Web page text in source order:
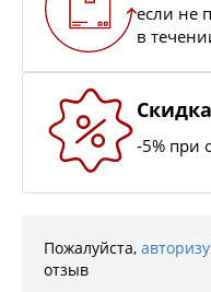
если не
в
Скидка
-5% при
Пожалуйста,
отзыв